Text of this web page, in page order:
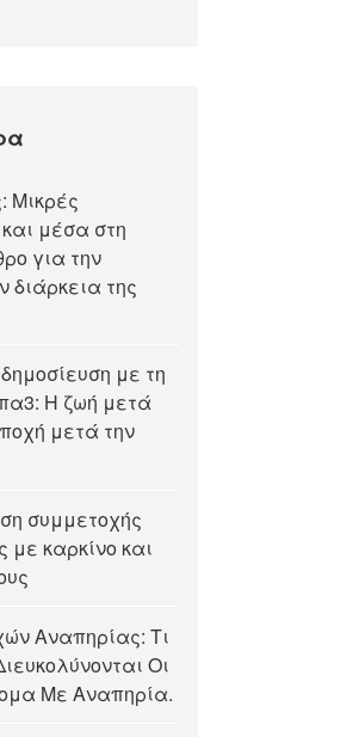
Μικρές
μέσα στη
για την
διάρκεια της
με τη
Η ζωή μετά
μετά την
συμμετοχής
με καρκίνο και
Αναπηρίας: Τι
Οι
Με Αναπηρία.